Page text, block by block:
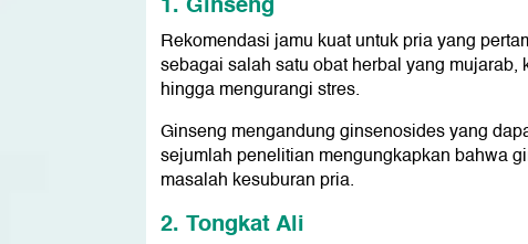
Rekomendasi jamu kuat untuk pria yang
sebagai salah satu obat herbal yang
hingga mengurangi stres.
Ginseng mengandung ginsenosides yang
sejumlah penelitian mengungkapkan bahwa
masalah kesuburan pria.
2. Tongkat Ali